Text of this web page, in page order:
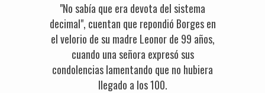
"No sabía que era devota del sistema
decimal", cuentan que repondió Borges en
el velorio de su madre Leonor de 99 años,
cuando una señora expresó sus
condolencias lamentando que no hubiera
llegado a los 100.